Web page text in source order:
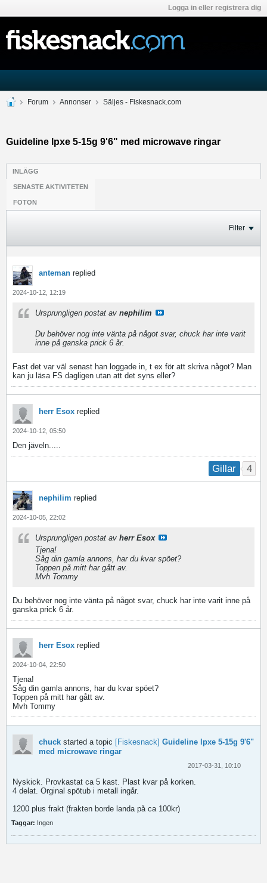
Logga in eller registrera dig
Forum Annonser Säljes - Fiskesnack.com
Guideline lpxe 5-15g 9'6" med microwave ringar
INLÄGG
SENASTE AKTIVITETEN
FOTON
Filter
anteman replied
2024-10-12, 12:19
Ursprungligen postat av nephilim
Du behöver nog inte vänta på något svar, chuck har inte varit
inne på ganska prick 6 år.
Fast det var väl senast han loggade in, t ex för att skriva något? Man
kan ju läsa FS dagligen utan att det syns eller?
herr Esox replied
2024-10-12, 05:50
Den jäveln.....
Gillar 4
nephilim replied
2024-10-05, 22:02
Ursprungligen postat av herr Esox
Tjena!
Såg din gamla annons, har du kvar spöet?
Toppen på mitt har gått av.
Mvh Tommy
Du behöver nog inte vänta på något svar, chuck har inte varit inne på
ganska prick 6 år.
herr Esox replied
2024-10-04, 22:50
Tjena!
Såg din gamla annons, har du kvar spöet?
Toppen på mitt har gått av.
Mvh Tommy
chuck started a topic [Fiskesnack] Guideline lpxe 5-15g 9'6"
med microwave ringar
2017-03-31, 10:10
Nyskick. Provkastat ca 5 kast. Plast kvar på korken.
4 delat. Orginal spötub i metall ingår.
1200 plus frakt (frakten borde landa på ca 100kr)
Taggar: Ingen